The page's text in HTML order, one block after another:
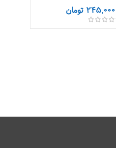
245,000 تومان